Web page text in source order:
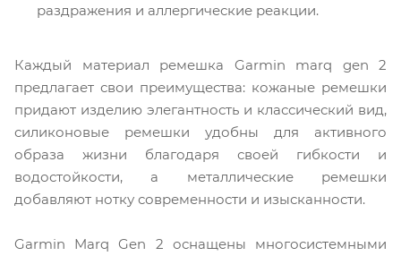
раздражения и аллергические реакции.
Каждый материал ремешка Garmin marq gen 2
предлагает свои преимущества: кожаные ремешки
придают изделию элегантность и классический вид,
силиконовые ремешки удобны для активного
образа жизни благодаря своей гибкости и
водостойкости, а металлические ремешки
добавляют нотку современности и изысканности.
Garmin Marq Gen 2 оснащены многосистемными